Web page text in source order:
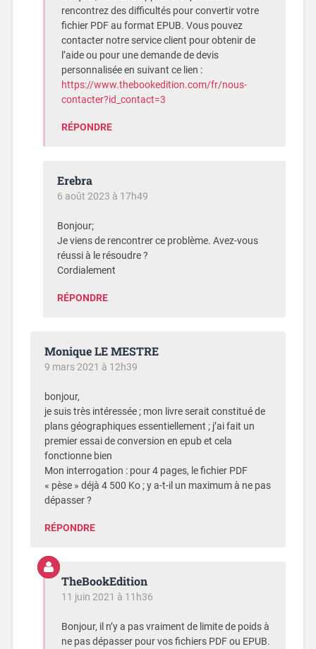
rencontrez des difficultés pour convertir votre
fichier PDF au format EPUB. Vous pouvez
contacter notre service client pour obtenir de
l’aide ou pour une demande de devis
personnalisée en suivant ce lien :
https://www.thebookedition.com/fr/nous-
contacter?id_contact=3
RÉPONDRE
Erebra
6 août 2023 à 17h49
Bonjour;
Je viens de rencontrer ce problème. Avez-vous
réussi à le résoudre ?
Cordialement
RÉPONDRE
Monique LE MESTRE
9 mars 2021 à 12h39
bonjour,
je suis très intéressée ; mon livre serait constitué de
plans géographiques essentiellement ; j’ai fait un
premier essai de conversion en epub et cela
fonctionne bien
Mon interrogation : pour 4 pages, le fichier PDF
« pèse » déjà 4 500 Ko ; y a-t-il un maximum à ne pas
dépasser ?
RÉPONDRE
TheBookEdition
11 juin 2021 à 11h36
Bonjour, il n’y a pas vraiment de limite de poids à
ne pas dépasser pour vos fichiers PDF ou EPUB.